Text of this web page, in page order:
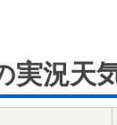
実況天